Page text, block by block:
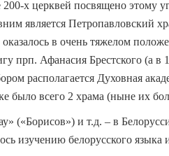
200-х церквей посвящено этому
является Петропавловский
в очень тяжелом
прп. Афанасия Брестского (а в
располагается Духовная
было всего 2 храма (ныне их
(«Борисов») и т.д. – в
изучению белорусского